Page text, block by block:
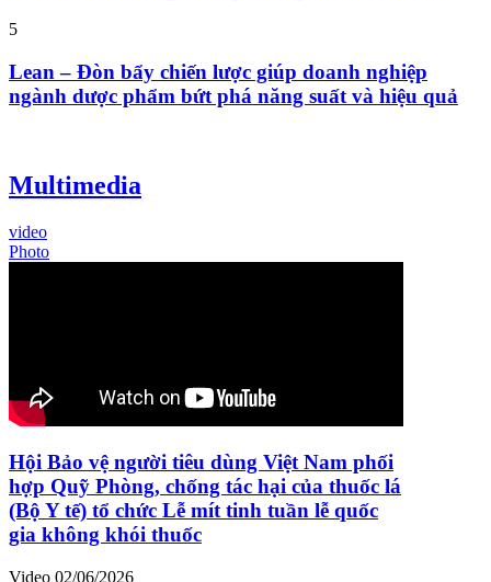
5
Lean – Đòn bẩy chiến lược giúp doanh nghiệp
ngành dược phẩm bứt phá năng suất và hiệu quả
Multimedia
video
Photo
Hội Bảo vệ người tiêu dùng Việt Nam phối
hợp Quỹ Phòng, chống tác hại của thuốc lá
(Bộ Y tế) tổ chức Lễ mít tinh tuần lễ quốc
gia không khói thuốc
Video 02/06/2026